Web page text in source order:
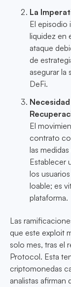
La
El episodio
liquidez en
ataque
de
asegurar
DeFi.
El
contrato
las
Establecer
los
loable; es
plataforma.
Las
que este exploit
solo mes, tras el
Protocol. Esta
criptomonedas
analistas afirman